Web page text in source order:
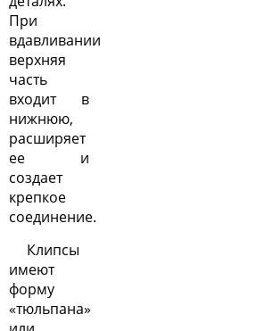
При
вдавливании
верхняя
часть
входит в
нижнюю,
расширяет
ее и
создает
крепкое
соединение.
Клипсы
имеют
форму
«тюльпана»